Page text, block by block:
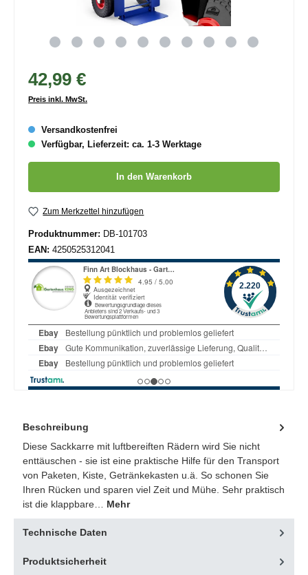
42,99 €
Preis inkl. MwSt.
Versandkostenfrei
Verfügbar, Lieferzeit: ca. 1-3 Werktage
In den Warenkorb
Zum Merkzettel hinzufügen
Produktnummer: DB-101703
EAN: 4250525312041
Beschreibung
Diese Sackkarre mit luftbereiften Rädern wird Sie nicht
enttäuschen - sie ist eine praktische Hilfe für den Transport
von Paketen, Kiste, Getränkekasten u.ä. So schonen Sie
Ihren Rücken und sparen viel Zeit und Mühe. Sehr praktisch
ist die klappbare… Mehr
Technische Daten
Produktsicherheit